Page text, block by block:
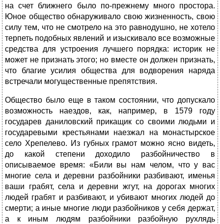
на счет ближнего было по-прежнему много простора.
Юное общество обнаруживало свою жизненность, свою
силу тем, что не смотрело на это равнодушно, не хотело
терпеть подобных явлений и изыскивало все возможные
средства для устроения лучшего порядка: историк не
может не признать этого; но вместе он должен признать,
что благие усилия общества для водворения наряда
встречали могущественные препятствия.
Общество было еще в таком состоянии, что допускало
возможность наездов, как, например, в 1579 году
государев даниловский прикащик со своими людьми и
государевыми крестьянами наезжал на монастырское
село Хрепелево. Из губных грамот можно ясно видеть,
до какой степени доходило разбойничество в
описываемое время: «Били вы нам челом, что у вас
многие села и деревни разбойники разбивают, именья
ваши грабят, села и деревни жгут, на дорогах многих
людей грабят и разбивают, и убивают многих людей до
смерти; а иные многие люди разбойников у себя держат,
а к иным людям разбойники разбойную рухлядь